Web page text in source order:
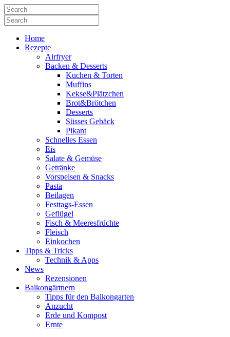
Home
Rezepte
Airfryer
Backen & Desserts
Kuchen & Torten
Muffins
Kekse&Plätzchen
Brot&Brötchen
Desserts
Süsses Gebäck
Pikant
Schnelles Essen
Eis
Salate & Gemüse
Getränke
Vorspeisen & Snacks
Pasta
Beilagen
Festtags-Essen
Geflügel
Fisch & Meeresfrüchte
Fleisch
Einkochen
Tipps & Tricks
Technik & Apps
News
Rezensionen
Balkongärtnern
Tipps für den Balkongarten
Anzucht
Erde und Kompost
Ernte